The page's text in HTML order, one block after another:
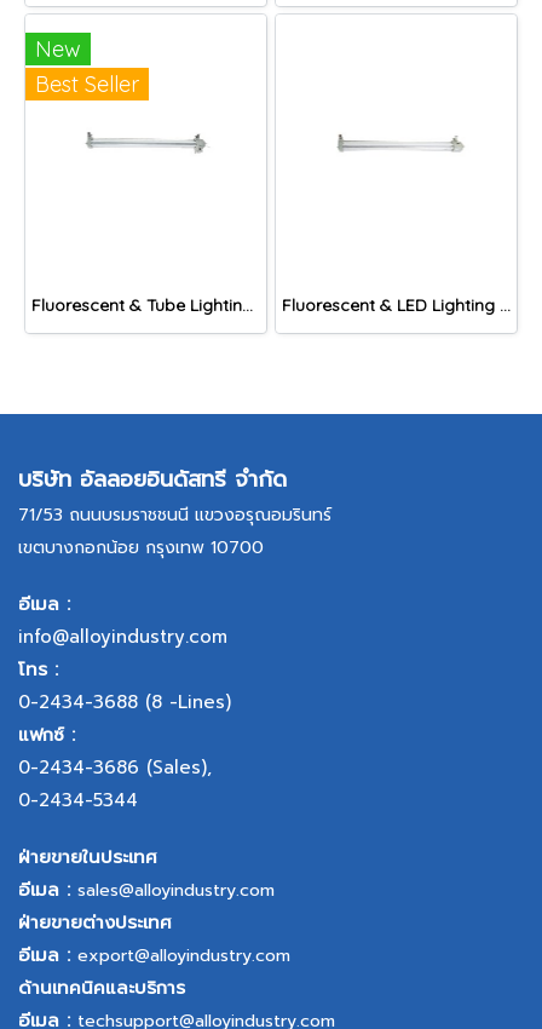
New
Best Seller
Fluorescent & Tube Lighting Fixture, DFPE Series Fluorescent & LED Lighting Fixture, DFP-S Series (Short end cap)
บริษัท อัลลอยอินดัสทรี จำกัด
71/53 ถนนบรมราชชนนี แขวงอรุณอมรินทร์
เขตบางกอกน้อย กรุงเทพ 10700
อีเมล :
info@alloyindustry.com
โทร :
0-2434-3688 (8 -Lines)
แฟกซ์ :
0-2434-3686 (Sales),
0-2434-5344
ฝ่ายขายในประเทศ
อีเมล : sales@alloyindustry.com
ฝ่ายขายต่างประเทศ
อีเมล : export@alloyindustry.com
ด้านเทคนิคและบริการ
อีเมล : techsupport@alloyindustry.com